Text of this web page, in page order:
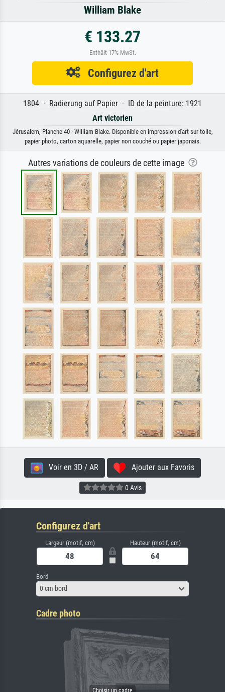
William Blake
€ 133.27
Enthält 17% MwSt.
Configurez d'art
1804 · Radierung auf Papier · ID de la peinture: 1921
Art victorien
Jérusalem, Planche 40 · William Blake. Disponible en impression d'art sur toile,
papier photo, carton aquarelle, papier non couché ou papier japonais.
Autres variations de couleurs de cette image
Voir en 3D / AR Ajouter aux Favoris
0 Avis
Configurez d'art
Largeur (motif, cm) Hauteur (motif, cm)
Bord
0 cm bord
Cadre photo